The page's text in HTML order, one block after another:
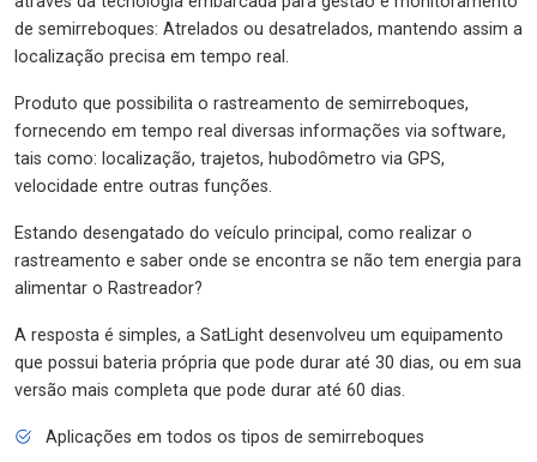
de semirreboques: Atrelados ou desatrelados, mantendo assim a
localização precisa em tempo real.
Produto que possibilita o rastreamento de semirreboques,
fornecendo em tempo real diversas informações via software,
tais como: localização, trajetos, hubodômetro via GPS,
velocidade entre outras funções.
Estando desengatado do veículo principal, como realizar o
rastreamento e saber onde se encontra se não tem energia para
alimentar o Rastreador?
A resposta é simples, a SatLight desenvolveu um equipamento
que possui bateria própria que pode durar até 30 dias, ou em sua
versão mais completa que pode durar até 60 dias.
Aplicações em todos os tipos de semirreboques